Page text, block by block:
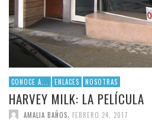
CONOCE A... ENLACES NOSOTRAS
HARVEY MILK: LA PELÍCULA
AMALIA BAÑOS FEBRERO 24, 2017